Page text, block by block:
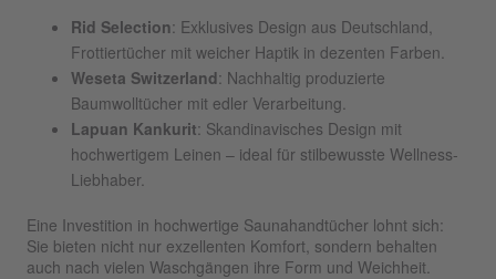
Rid Selection: Exklusives Design aus Deutschland,
Frottiertücher mit weicher Haptik in dezenten Farben.
Weseta Switzerland: Nachhaltig produzierte
Baumwolltücher mit edler Verarbeitung.
Lapuan Kankurit: Skandinavisches Design mit
hochwertigem Leinen – ideal für stilbewusste Wellness-
Liebhaber.
Eine Investition in hochwertige Saunahandtücher lohnt sich:
Sie bieten nicht nur exzellenten Komfort, sondern behalten
auch nach vielen Waschgängen ihre Form und Weichheit.